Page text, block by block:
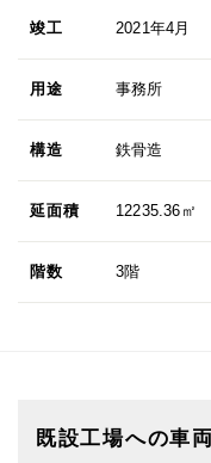
竣工 2021年4月
用途 事務所
構造 鉄骨造
延面積 12235.36㎡
階数 3階
既設工場への車